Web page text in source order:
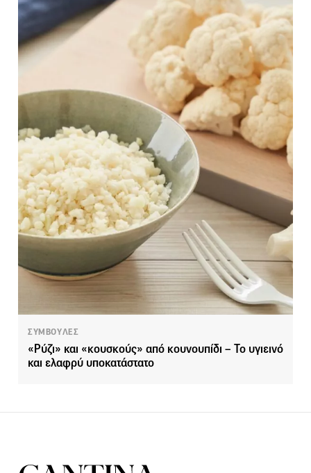
ΣΥΜΒΟΥΛΕΣ
«Ρύζι» και «κουσκούς» από κουνουπίδι – Το υγιεινό
και ελαφρύ υποκατάστατο